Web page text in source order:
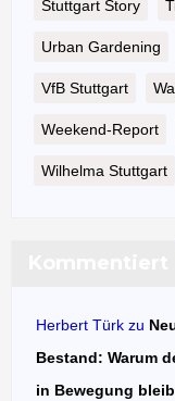
Stuttgart Story
Urban Gardening
VfB Stuttgart
Weekend-Report
Wilhelma Stuttgart
Herbert Türk zu
Bestand: Warum
in Bewegung